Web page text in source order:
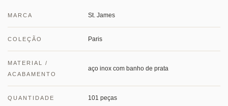
MARCA St. James
COLEÇÃO Paris
MATERIAL /
ACABAMENTO
aço inox com banho de prata
QUANTIDADE 101 peças